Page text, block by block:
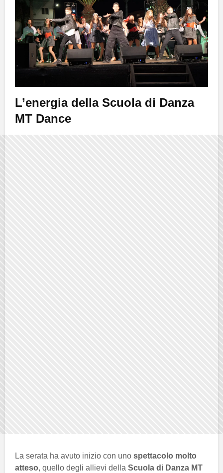
L’energia della Scuola di Danza
MT Dance
La serata ha avuto inizio con uno spettacolo molto
atteso, quello degli allievi della Scuola di Danza MT